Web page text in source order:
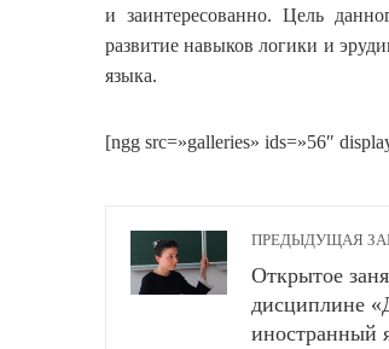
и заинтересованно. Цель
развитие навыков логики и
языка.
[ngg src=»galleries» ids=»56″
ПРЕДЫДУЩАЯ
Открытое
дисциплине
иностранный